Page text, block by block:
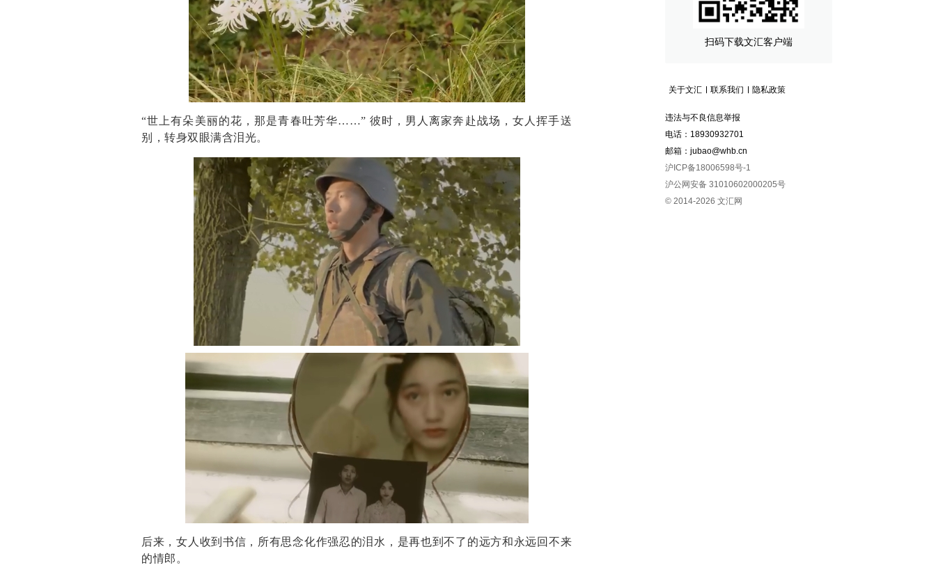
“世上有朵美丽的花，那是青春吐芳华……” 彼时，男人离家奔赴战场，女人挥手送
别，转身双眼满含泪光。
后来，女人收到书信，所有思念化作强忍的泪水，是再也到不了的远方和永远回不来
的情郎。
扫码下载文汇客户端
关于文汇 联系我们 隐私政策
违法与不良信息举报
电话：18930932701
邮箱：jubao@whb.cn
沪ICP备18006598号-1
沪公网安备 31010602000205号
© 2014-2026 文汇网